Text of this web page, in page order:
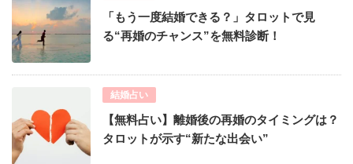
「もう一度結婚できる？」タロットで見
る“再婚のチャンス”を無料診断！
結婚占い
【無料占い】離婚後の再婚のタイミングは？
タロットが示す“新たな出会い”